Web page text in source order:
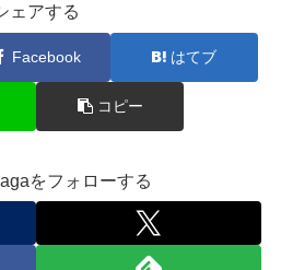
ェアする
Facebook はてブ
コピー
をフォローする